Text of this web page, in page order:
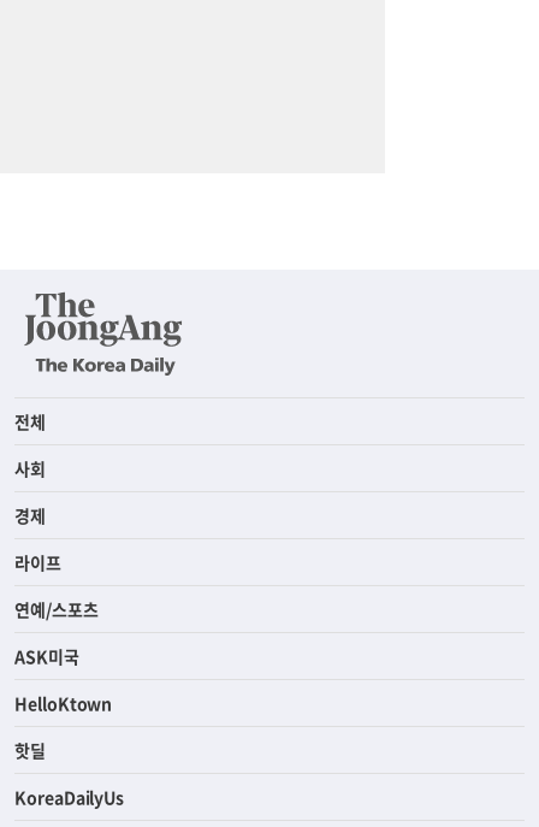
전체
사회
경제
라이프
연예/스포츠
ASK미국
HelloKtown
핫딜